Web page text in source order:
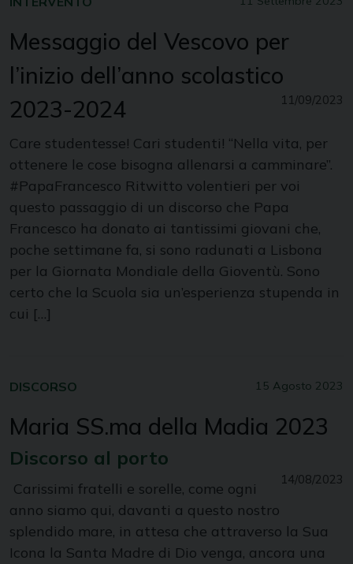
Messaggio del Vescovo per
l’inizio dell’anno scolastico
2023-2024
11/09/2023
Care studentesse! Cari studenti! “Nella vita, per
ottenere le cose bisogna allenarsi a camminare”.
#PapaFrancesco Ritwitto volentieri per voi
questo passaggio di un discorso che Papa
Francesco ha donato ai tantissimi giovani che,
poche settimane fa, si sono radunati a Lisbona
per la Giornata Mondiale della Gioventù. Sono
certo che la Scuola sia un’esperienza stupenda in
cui […]
15 Agosto 2023
DISCORSO
Maria SS.ma della Madia 2023
Discorso al porto
14/08/2023
Carissimi fratelli e sorelle, come ogni
anno siamo qui, davanti a questo nostro
splendido mare, in attesa che attraverso la Sua
Icona la Santa Madre di Dio venga, ancora una